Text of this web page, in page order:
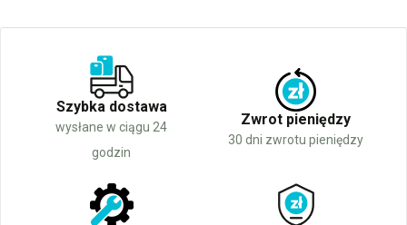
Szybka dostawa
wysłane w ciągu 24
godzin
Zwrot pieniędzy
30 dni zwrotu pieniędzy